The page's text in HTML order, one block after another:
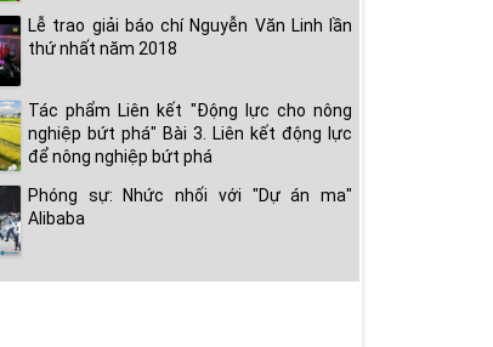
Lễ trao giải báo chí Nguyễn Văn Linh lần
thứ nhất năm 2018
Tác phẩm Liên kết "Động lực cho nông
nghiệp bứt phá" Bài 3. Liên kết động lực
để nông nghiệp bứt phá
Phóng sự: Nhức nhối với "Dự án ma"
Alibaba